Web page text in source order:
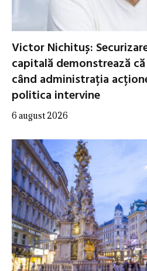
Victor Nichituș:
capitală demonstrează
când administrația
politica intervine
6 august 2026